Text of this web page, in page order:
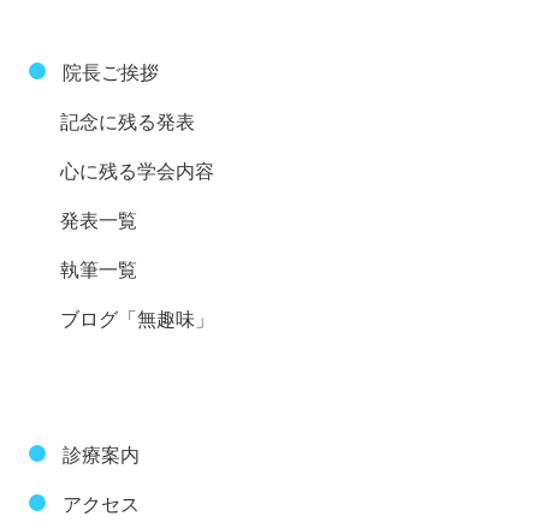
院長ご挨拶
記念に残る発表
心に残る学会内容
発表一覧
執筆一覧
ブログ「無趣味」
診療案内
アクセス